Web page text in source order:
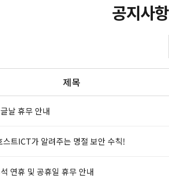
공지사항
제목
날 휴무 안내
트ICT가 알려주는 명절 보안 수칙!
연휴 및 공휴일 휴무 안내